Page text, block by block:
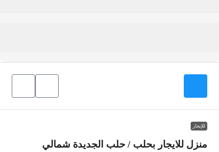
للإيجار
منزل للايجار بحلب / حلب الجديدة شمالي